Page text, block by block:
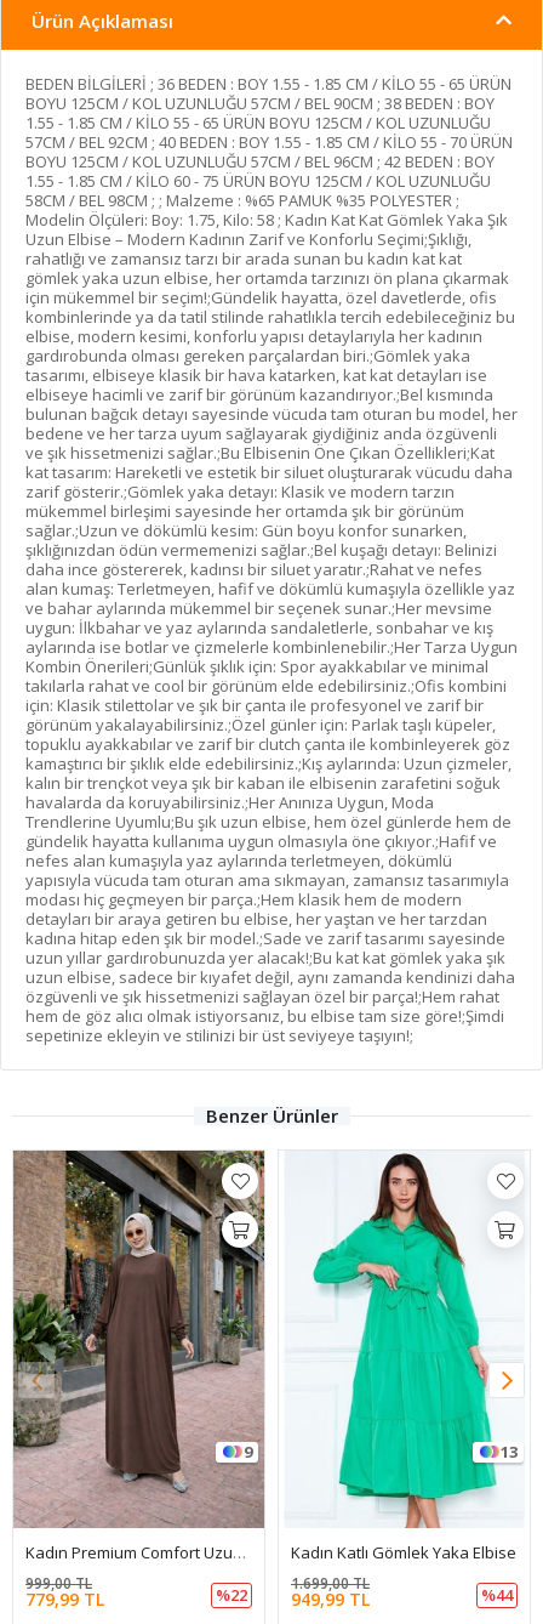
Ürün Açıklaması
BEDEN BİLGİLERİ ; 36 BEDEN : BOY 1.55 - 1.85 CM / KİLO 55 - 65 ÜRÜN
BOYU 125CM / KOL UZUNLUĞU 57CM / BEL 90CM ; 38 BEDEN : BOY
1.55 - 1.85 CM / KİLO 55 - 65 ÜRÜN BOYU 125CM / KOL UZUNLUĞU
57CM / BEL 92CM ; 40 BEDEN : BOY 1.55 - 1.85 CM / KİLO 55 - 70 ÜRÜN
BOYU 125CM / KOL UZUNLUĞU 57CM / BEL 96CM ; 42 BEDEN : BOY
1.55 - 1.85 CM / KİLO 60 - 75 ÜRÜN BOYU 125CM / KOL UZUNLUĞU
58CM / BEL 98CM ; ; Malzeme : %65 PAMUK %35 POLYESTER ;
Modelin Ölçüleri: Boy: 1.75, Kilo: 58 ; Kadın Kat Kat Gömlek Yaka Şık
Uzun Elbise – Modern Kadının Zarif ve Konforlu Seçimi;Şıklığı,
rahatlığı ve zamansız tarzı bir arada sunan bu kadın kat kat
gömlek yaka uzun elbise, her ortamda tarzınızı ön plana çıkarmak
için mükemmel bir seçim!;Gündelik hayatta, özel davetlerde, ofis
kombinlerinde ya da tatil stilinde rahatlıkla tercih edebileceğiniz bu
elbise, modern kesimi, konforlu yapısı detaylarıyla her kadının
gardırobunda olması gereken parçalardan biri.;Gömlek yaka
tasarımı, elbiseye klasik bir hava katarken, kat kat detayları ise
elbiseye hacimli ve zarif bir görünüm kazandırıyor.;Bel kısmında
bulunan bağcık detayı sayesinde vücuda tam oturan bu model, her
bedene ve her tarza uyum sağlayarak giydiğiniz anda özgüvenli
ve şık hissetmenizi sağlar.;Bu Elbisenin Öne Çıkan Özellikleri;Kat
kat tasarım: Hareketli ve estetik bir siluet oluşturarak vücudu daha
zarif gösterir.;Gömlek yaka detayı: Klasik ve modern tarzın
mükemmel birleşimi sayesinde her ortamda şık bir görünüm
sağlar.;Uzun ve dökümlü kesim: Gün boyu konfor sunarken,
şıklığınızdan ödün vermemenizi sağlar.;Bel kuşağı detayı: Belinizi
daha ince göstererek, kadınsı bir siluet yaratır.;Rahat ve nefes
alan kumaş: Terletmeyen, hafif ve dökümlü kumaşıyla özellikle yaz
ve bahar aylarında mükemmel bir seçenek sunar.;Her mevsime
uygun: İlkbahar ve yaz aylarında sandaletlerle, sonbahar ve kış
aylarında ise botlar ve çizmelerle kombinlenebilir.;Her Tarza Uygun
Kombin Önerileri;Günlük şıklık için: Spor ayakkabılar ve minimal
takılarla rahat ve cool bir görünüm elde edebilirsiniz.;Ofis kombini
için: Klasik stilettolar ve şık bir çanta ile profesyonel ve zarif bir
görünüm yakalayabilirsiniz.;Özel günler için: Parlak taşlı küpeler,
topuklu ayakkabılar ve zarif bir clutch çanta ile kombinleyerek göz
kamaştırıcı bir şıklık elde edebilirsiniz.;Kış aylarında: Uzun çizmeler,
kalın bir trençkot veya şık bir kaban ile elbisenin zarafetini soğuk
havalarda da koruyabilirsiniz.;Her Anınıza Uygun, Moda
Trendlerine Uyumlu;Bu şık uzun elbise, hem özel günlerde hem de
gündelik hayatta kullanıma uygun olmasıyla öne çıkıyor.;Hafif ve
nefes alan kumaşıyla yaz aylarında terletmeyen, dökümlü
yapısıyla vücuda tam oturan ama sıkmayan, zamansız tasarımıyla
modası hiç geçmeyen bir parça.;Hem klasik hem de modern
detayları bir araya getiren bu elbise, her yaştan ve her tarzdan
kadına hitap eden şık bir model.;Sade ve zarif tasarımı sayesinde
uzun yıllar gardırobunuzda yer alacak!;Bu kat kat gömlek yaka şık
uzun elbise, sadece bir kıyafet değil, aynı zamanda kendinizi daha
özgüvenli ve şık hissetmenizi sağlayan özel bir parça!;Hem rahat
hem de göz alıcı olmak istiyorsanız, bu elbise tam size göre!;Şimdi
sepetinize ekleyin ve stilinizi bir üst seviyeye taşıyın!;
Benzer Ürünler
9
Kadın Premium Comfort Uzun Kahve Namaz Elbisesi
779,99 TL
999,00 TL
%22
13
Kadın Katlı Gömlek Yaka Elbise
949,99 TL
1.699,00 TL
%44